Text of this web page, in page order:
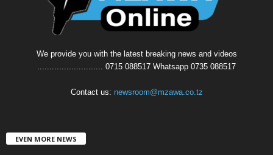
We provide you with the latest breaking news and videos
........................... 0715 088517 Whatsapp 0735 088517
Contact us: newsroom@mzawa.co.tz
EVEN MORE NEWS